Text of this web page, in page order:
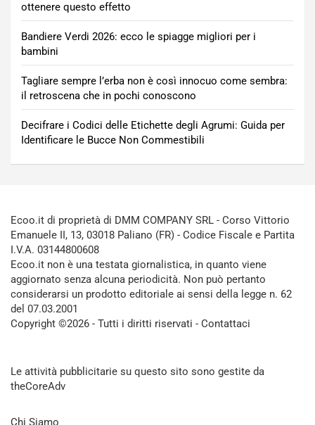
ottenere questo effetto
Bandiere Verdi 2026: ecco le spiagge migliori per i
bambini
Tagliare sempre l’erba non è così innocuo come sembra:
il retroscena che in pochi conoscono
Decifrare i Codici delle Etichette degli Agrumi: Guida per
Identificare le Bucce Non Commestibili
Ecoo.it di proprietà di DMM COMPANY SRL - Corso Vittorio
Emanuele II, 13, 03018 Paliano (FR) - Codice Fiscale e Partita
I.V.A. 03144800608
Ecoo.it non è una testata giornalistica, in quanto viene
aggiornato senza alcuna periodicità. Non può pertanto
considerarsi un prodotto editoriale ai sensi della legge n. 62
del 07.03.2001
Copyright ©2026 - Tutti i diritti riservati - Contattaci
Le attività pubblicitarie su questo sito sono gestite da
theCoreAdv